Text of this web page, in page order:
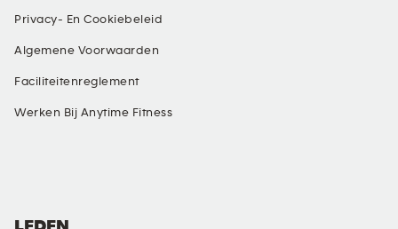
Privacy- En Cookiebeleid
Algemene Voorwaarden
Faciliteitenreglement
Werken Bij Anytime Fitness